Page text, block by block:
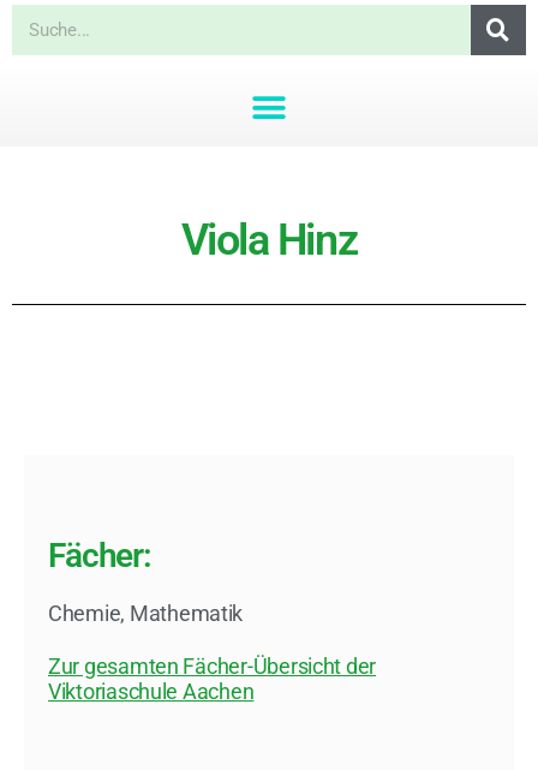
Viola Hinz
Fächer:
Chemie, Mathematik
Zur gesamten Fächer-Übersicht der
Viktoriaschule Aachen